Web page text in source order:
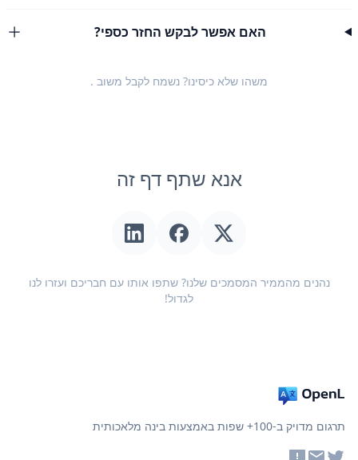
האם אפשר לבקש החזר כספי?
משהו שלא כיסינו? נשמח לקבל משוב .
אנא שתף דף זה
נהנים מהממיר המסמכים שלנו? שתפו אותו עם חבריכם ועזרו לנו
לגדול!
תרגום מדויק ב-100+ שפות באמצעות בינה מלאכותית